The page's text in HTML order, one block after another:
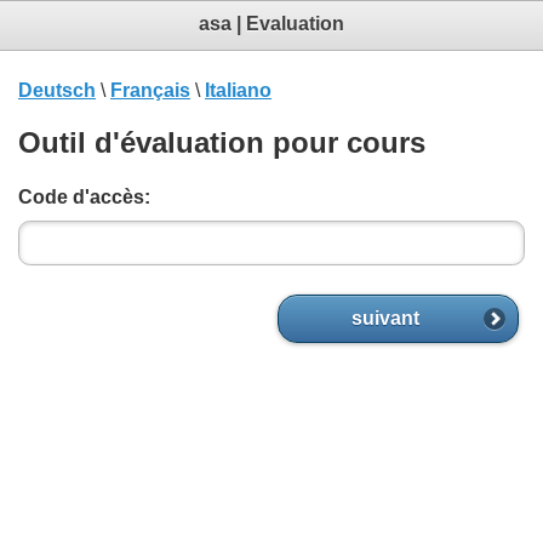
asa | Evaluation
Deutsch \ Français \ Italiano
Outil d'évaluation pour cours
Code d'accès:
suivant